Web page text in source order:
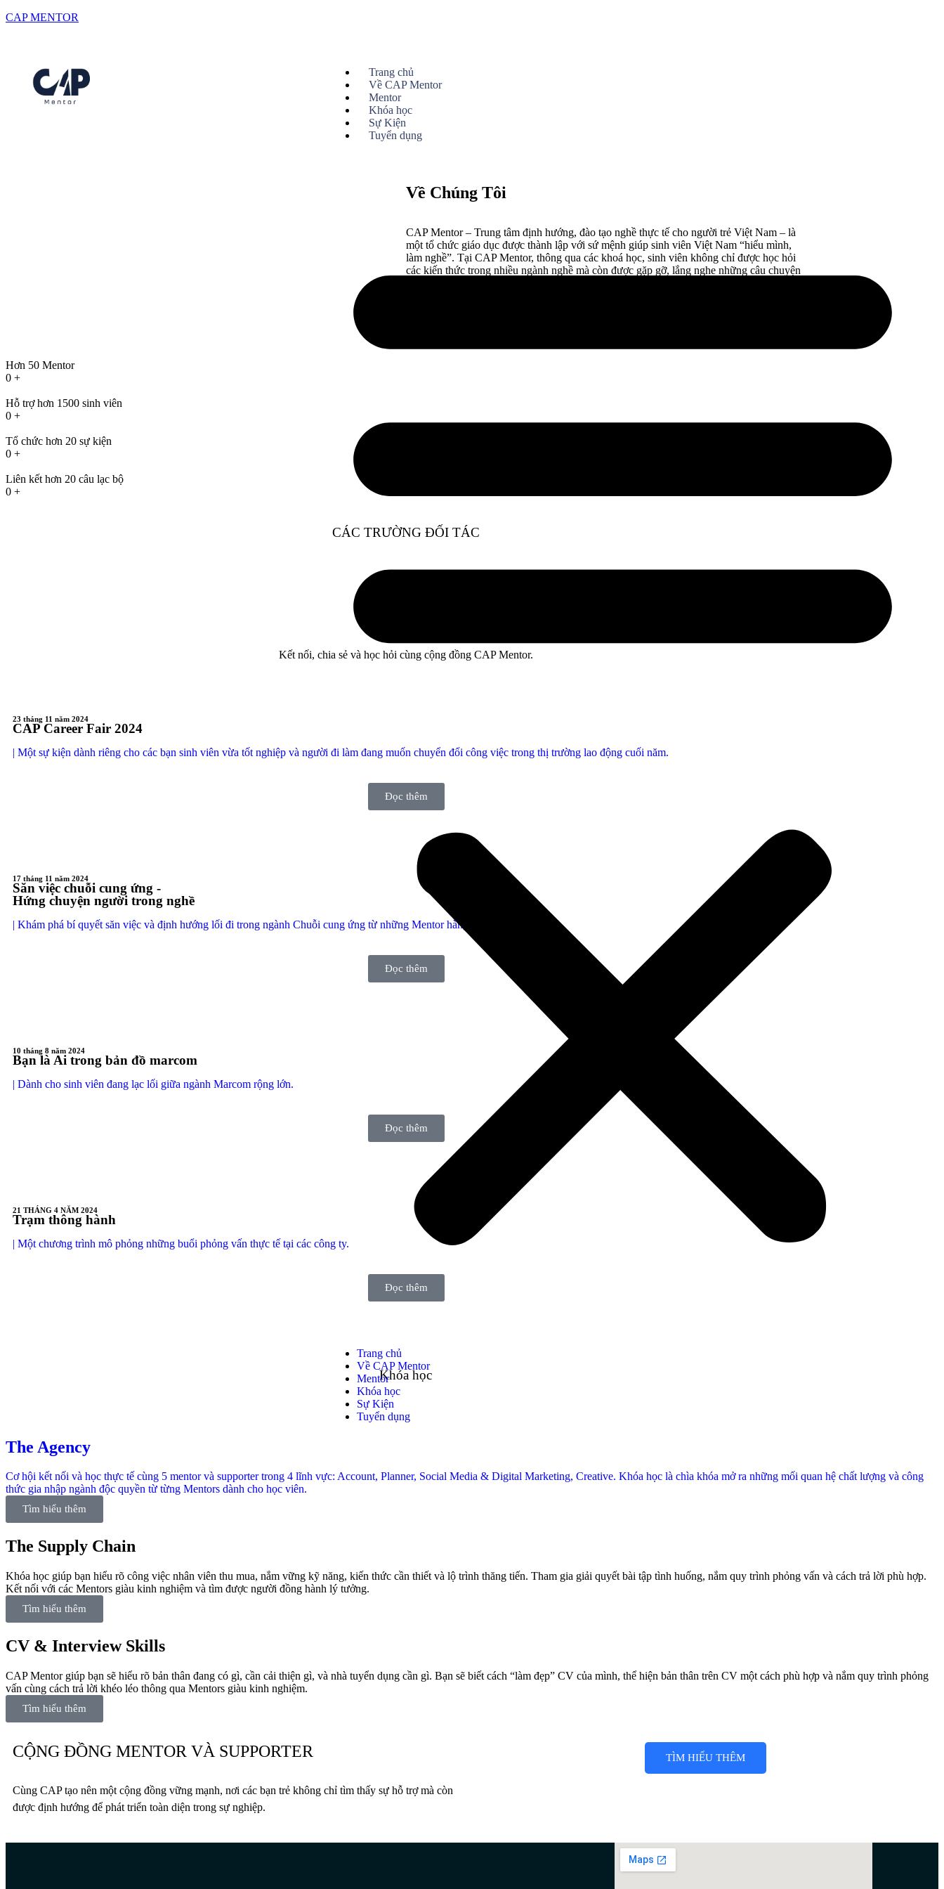
CAP MENTOR
Trang chủ
Về CAP Mentor
Mentor
Khóa học
Sự Kiện
Tuyển dụng
Trang chủ
Về CAP Mentor
Mentor
Khóa học
Sự Kiện
Tuyển dụng
Về Chúng Tôi
CAP Mentor – Trung tâm định hướng, đào tạo nghề thực tế cho người trẻ Việt Nam – là
một tổ chức giáo dục được thành lập với sứ mệnh giúp sinh viên Việt Nam “hiểu mình,
làm nghề”. Tại CAP Mentor, thông qua các khoá học, sinh viên không chỉ được học hỏi
các kiến thức trong nhiều ngành nghề mà còn được gặp gỡ, lắng nghe những câu chuyện
Hơn 50 Mentor
0 +
Hỗ trợ hơn 1500 sinh viên
0 +
Tổ chức hơn 20 sự kiện
0 +
Liên kết hơn 20 câu lạc bộ
0 +
CÁC TRƯỜNG ĐỐI TÁC
Kết nối, chia sẻ và học hỏi cùng cộng đồng CAP Mentor.
23 tháng 11 năm 2024
CAP Career Fair 2024
| Một sự kiện dành riêng cho các bạn sinh viên vừa tốt nghiệp và người đi làm đang muốn chuyển đổi công việc trong thị trường lao động cuối năm.
Đọc thêm
17 tháng 11 năm 2024
Săn việc chuỗi cung ứng -
Hứng chuyện người trong nghề
| Khám phá bí quyết săn việc và định hướng lối đi trong ngành Chuỗi cung ứng từ những Mentor hàng đầu.
Đọc thêm
10 tháng 8 năm 2024
Bạn là Ai trong bản đồ marcom
| Dành cho sinh viên đang lạc lối giữa ngành Marcom rộng lớn.
Đọc thêm
21 THÁNG 4 NĂM 2024
Trạm thông hành
| Một chương trình mô phỏng những buổi phỏng vấn thực tế tại các công ty.
Đọc thêm
Khóa học
The Agency
Cơ hội kết nối và học thực tế cùng 5 mentor và supporter trong 4 lĩnh vực: Account, Planner, Social Media & Digital Marketing, Creative. Khóa học là chìa khóa mở ra những mối quan hệ chất lượng và công
thức gia nhập ngành độc quyền từ từng Mentors dành cho học viên.
Tìm hiểu thêm
The Supply Chain
Khóa học giúp bạn hiểu rõ công việc nhân viên thu mua, nắm vững kỹ năng, kiến thức cần thiết và lộ trình thăng tiến. Tham gia giải quyết bài tập tình huống, nắm quy trình phỏng vấn và cách trả lời phù hợp.
Kết nối với các Mentors giàu kinh nghiệm và tìm được người đồng hành lý tưởng.
Tìm hiểu thêm
CV & Interview Skills
CAP Mentor giúp bạn sẽ hiểu rõ bản thân đang có gì, cần cải thiện gì, và nhà tuyển dụng cần gì. Bạn sẽ biết cách “làm đẹp” CV của mình, thể hiện bản thân trên CV một cách phù hợp và nắm quy trình phỏng
vấn cùng cách trả lời khéo léo thông qua Mentors giàu kinh nghiệm.
Tìm hiểu thêm
CỘNG ĐỒNG MENTOR VÀ SUPPORTER
Cùng CAP tạo nên một cộng đồng vững mạnh, nơi các bạn trẻ không chỉ tìm thấy sự hỗ trợ mà còn
được định hướng để phát triển toàn diện trong sự nghiệp.
TÌM HIỂU THÊM